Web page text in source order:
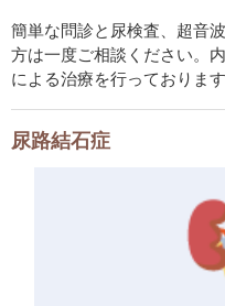
簡単な問診と尿検査、超音
方は一度ご相談ください。
による治療を行っております
尿路結石症